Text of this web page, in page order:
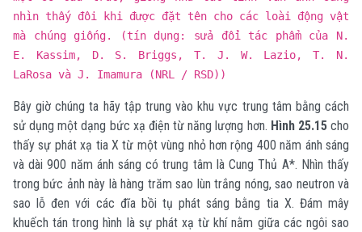
nhìn thấy đôi khi được đặt tên cho các loài động vật
mà chúng giống. (tín dụng: sửa đổi tác phẩm của N.
E. Kassim, D. S. Briggs, T. J. W. Lazio, T. N.
LaRosa và J. Imamura (NRL / RSD))
Bây giờ chúng ta hãy tập trung vào khu vực trung tâm bằng cách
sử dụng một dạng bức xạ điện từ năng lượng hơn. Hình 25.15 cho
thấy sự phát xạ tia X từ một vùng nhỏ hơn rộng 400 năm ánh sáng
và dài 900 năm ánh sáng có trung tâm là Cung Thủ A*. Nhìn thấy
trong bức ảnh này là hàng trăm sao lùn trắng nóng, sao neutron và
sao lỗ đen với các đĩa bồi tụ phát sáng bằng tia X. Đám mây
khuếch tán trong hình là sự phát xạ từ khí nằm giữa các ngôi sao